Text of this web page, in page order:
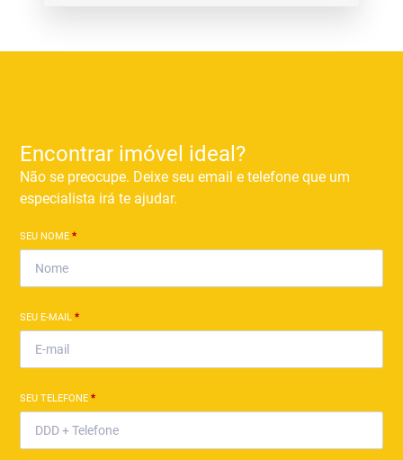
Encontrar imóvel ideal?
Não se preocupe. Deixe seu email e telefone que um
especialista irá te ajudar.
SEU NOME*
SEU E-MAIL*
SEU TELEFONE*